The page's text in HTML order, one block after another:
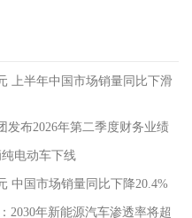
上半年中国市场销量同比下滑
发布2026年第二季度财务业绩
电动车下线
中国市场销量同比下降20.4%
2030年新能源汽车渗透率将超